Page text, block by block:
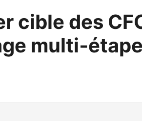
cible des